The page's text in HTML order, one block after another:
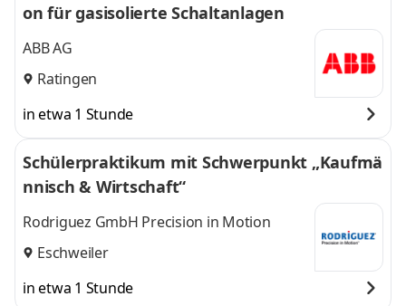
on für gasisolierte Schaltanlagen
ABB AG
Ratingen
in etwa 1 Stunde
Schülerpraktikum mit Schwerpunkt „Kaufmä
nnisch & Wirtschaft“
Rodriguez GmbH Precision in Motion
Eschweiler
in etwa 1 Stunde